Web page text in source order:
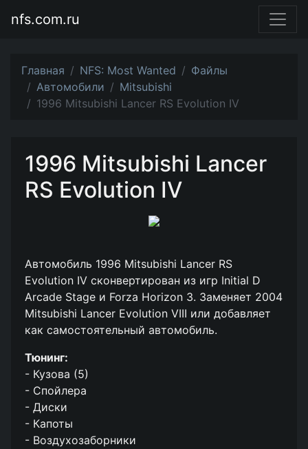
nfs.com.ru
Главная NFS: Most Wanted
Файлы
Автомобили
Mitsubishi
1996 Mitsubishi Lancer RS Evolution IV
1996 Mitsubishi Lancer
RS Evolution IV
Автомобиль 1996 Mitsubishi Lancer RS
Evolution IV сконвертирован из игр Initial D
Arcade Stage и Forza Horizon 3. Заменяет 2004
Mitsubishi Lancer Evolution VIII или добавляет
как самостоятельный автомобиль.
Тюнинг:
- Кузова (5)
- Спойлера
- Диски
- Капоты
- Воздухозаборники